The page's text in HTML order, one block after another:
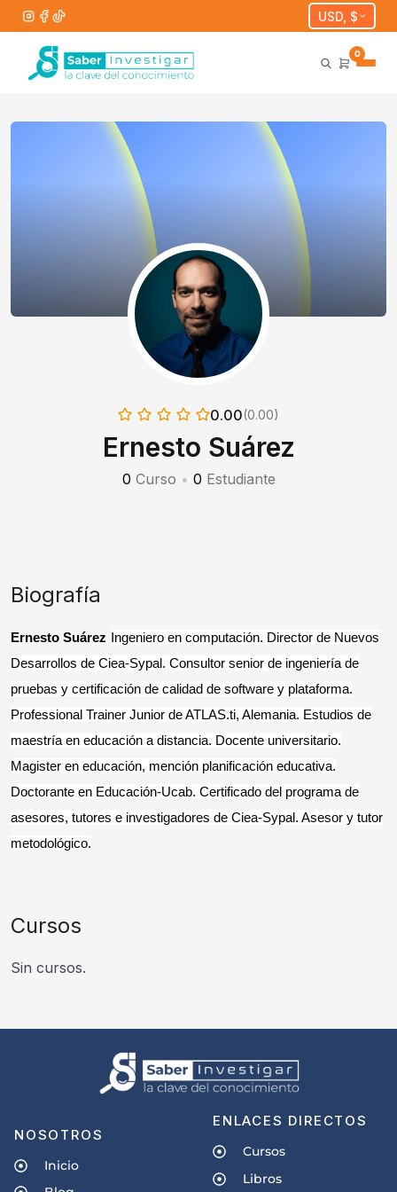
USD, $
0
0.00(0.00)
Ernesto Suárez
0 Curso • 0 Estudiante
Biografía
Ernesto Suárez Ingeniero en computación. Director de Nuevos
Desarrollos de Ciea-Sypal. Consultor senior de ingeniería de
pruebas y certificación de calidad de software y plataforma.
Professional Trainer Junior de ATLAS.ti, Alemania. Estudios de
maestría en educación a distancia. Docente universitario.
Magister en educación, mención planificación educativa.
Doctorante en Educación-Ucab. Certificado del programa de
asesores, tutores e investigadores de Ciea-Sypal. Asesor y tutor
metodológico.
Cursos
Sin cursos.
NOSOTROS
Inicio
ENLACES DIRECTOS
Cursos
Libros